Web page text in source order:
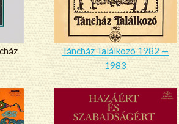
Táncház Találkozó 1982 —
1983